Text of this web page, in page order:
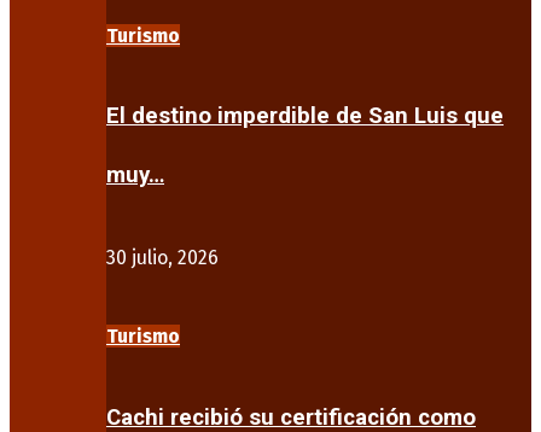
Turismo
El destino imperdible de San Luis que
muy…
30 julio, 2026
Turismo
Cachi recibió su certificación como